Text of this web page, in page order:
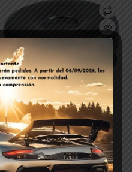
Deposito Toroidal Exterior
630/220/54
288,00€IVA Incl.
Out of stock